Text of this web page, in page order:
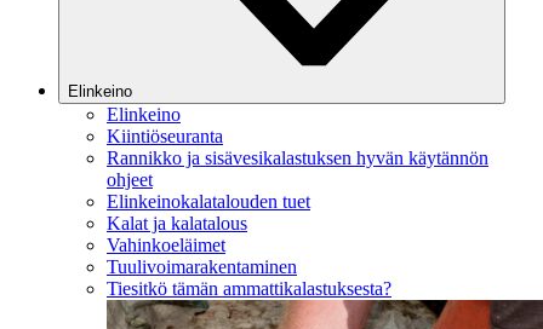
Elinkeino
Elinkeino
Kiintiöseuranta
Rannikko ja sisävesikalastuksen hyvän käytännön
ohjeet
Elinkeinokalatalouden tuet
Kalat ja kalatalous
Vahinkoeläimet
Tuulivoimarakentaminen
Tiesitkö tämän ammattikalastuksesta?